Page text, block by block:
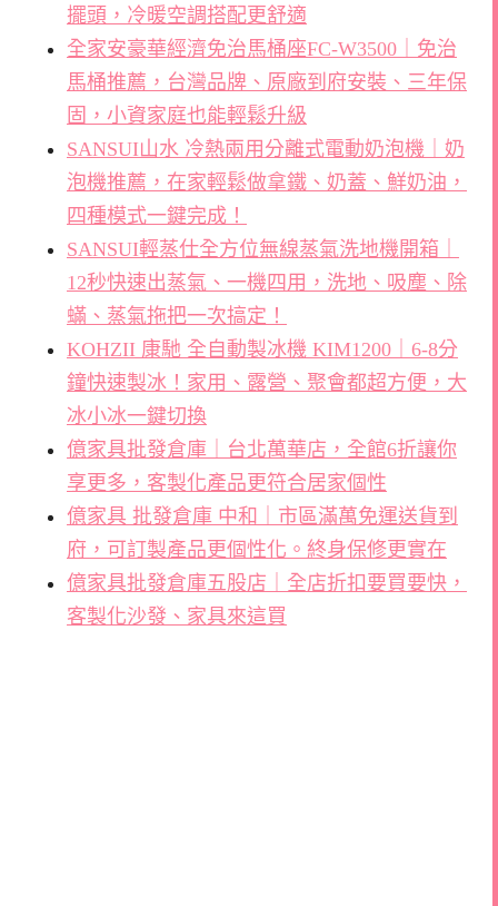
擺頭，冷暖空調搭配更舒適
全家安豪華經濟免治馬桶座FC-W3500｜免治
馬桶推薦，台灣品牌、原廠到府安裝、三年保
固，小資家庭也能輕鬆升級
SANSUI山水 冷熱兩用分離式電動奶泡機｜奶
泡機推薦，在家輕鬆做拿鐵、奶蓋、鮮奶油，
四種模式一鍵完成！
SANSUI輕蒸仕全方位無線蒸氣洗地機開箱｜
12秒快速出蒸氣、一機四用，洗地、吸塵、除
蟎、蒸氣拖把一次搞定！
KOHZII 康馳 全自動製冰機 KIM1200｜6-8分
鐘快速製冰！家用、露營、聚會都超方便，大
冰小冰一鍵切換
億家具批發倉庫｜台北萬華店，全館6折讓你
享更多，客製化產品更符合居家個性
億家具 批發倉庫 中和｜市區滿萬免運送貨到
府，可訂製產品更個性化。終身保修更實在
億家具批發倉庫五股店｜全店折扣要買要快，
客製化沙發、家具來這買